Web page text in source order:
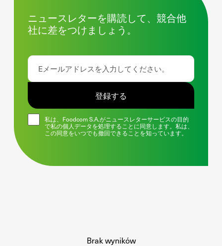
ニュースレターを購読して、競合他
社に差をつけましょう。
私は、Foodcom S.A.がニュースレターサービスの目的
で私の個人データを処理することに同意します。私は、
この同意をいつでも撤回できることを知っています。
登録する
Brak wyników